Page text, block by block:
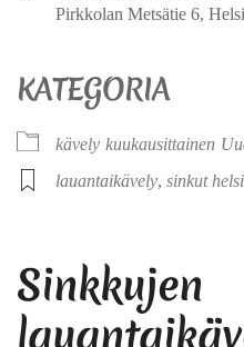
Pirkkolan Metsätie 6,
KATEGORIA
kävely kuukausittainen
lauantaikävely, sinkut
Sinkkujen